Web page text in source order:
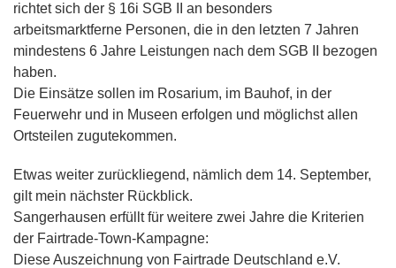
richtet sich der § 16i SGB II an besonders
arbeitsmarktferne Personen, die in den letzten 7 Jahren
mindestens 6 Jahre Leistungen nach dem SGB II bezogen
haben.
Die Einsätze sollen im Rosarium, im Bauhof, in der
Feuerwehr und in Museen erfolgen und möglichst allen
Ortsteilen zugutekommen.
Etwas weiter zurückliegend, nämlich dem 14. September,
gilt mein nächster Rückblick.
Sangerhausen erfüllt für weitere zwei Jahre die Kriterien
der Fairtrade-Town-Kampagne:
Diese Auszeichnung von Fairtrade Deutschland e.V.